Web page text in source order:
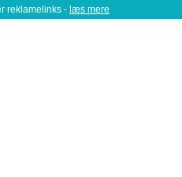
reklamelinks - læs mere